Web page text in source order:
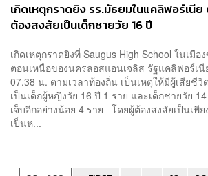
เกิดเหตุกราดยิง รร.มัธยมในแคลิฟอร์เนีย
ต้องสงสัยเป็นเด็กชายวัย 16 ปี
เกิดเหตุกราดยิงที่ Saugus High School ในเมื
ตอนเหนือของนครลอสแอนเจลิส รัฐแคลิฟอร์เนี
07.38 น. ตามเวลาท้องถิ่น เป็นเหตุให้มีผู้เสียชี
เป็นเด็กผู้หญิงวัย 16 ปี 1 ราย และเด็กชายวัย
เจ็บอีกอย่างน้อย 4 ราย โดยผู้ต้องสงสัยเป็นเพี
เป็นห...